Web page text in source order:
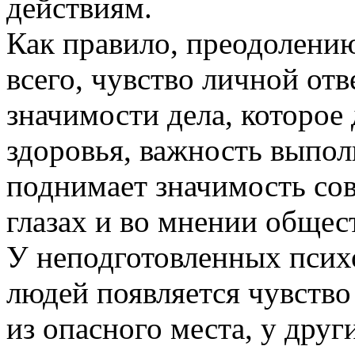
действиям.
Как правило,
всего, чувство личной
значимости дела,
здоровья, важность
поднимает значимость
глазах и во мнении
У неподготовленных
людей появляется
из опасного места, у